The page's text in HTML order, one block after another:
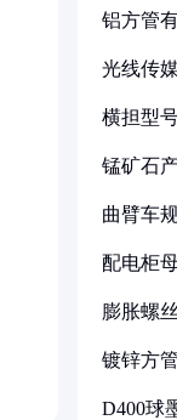
铝方管
光线传
横担型
锰矿石
曲臂车
配电柜
膨胀螺
镀锌方
D400球